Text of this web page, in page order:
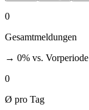
0
Gesamtmeldungen
→ 0% vs. Vorperiode
0
Ø pro Tag